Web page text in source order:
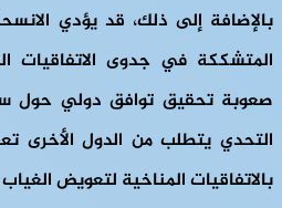
بالإضافة إلى ذلك، قد يؤدي
المتشككة في جدوى الاتفاقيات
صعوبة تحقيق توافق دولي حول
التحدي يتطلب من الدول الأخرى
بالاتفاقيات المناخية لتعويض